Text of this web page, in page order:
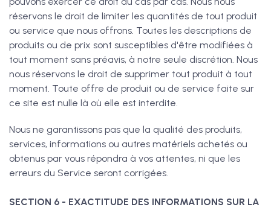
réservons le droit de limiter les quantités de tout produit
ou service que nous offrons. Toutes les descriptions de
produits ou de prix sont susceptibles d'être modifiées à
tout moment sans préavis, à notre seule discrétion. Nous
nous réservons le droit de supprimer tout produit à tout
moment. Toute offre de produit ou de service faite sur
ce site est nulle là où elle est interdite.
Nous ne garantissons pas que la qualité des produits,
services, informations ou autres matériels achetés ou
obtenus par vous répondra à vos attentes, ni que les
erreurs du Service seront corrigées.
SECTION 6 - EXACTITUDE DES INFORMATIONS SUR LA